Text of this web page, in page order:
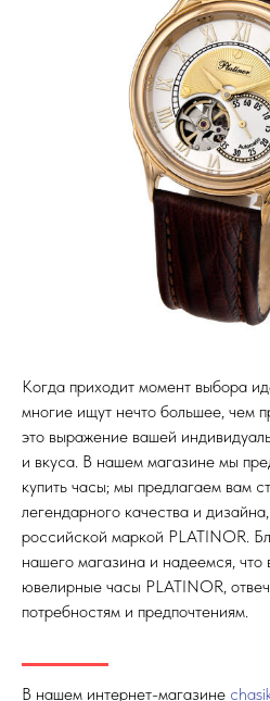
Когда приходит момент выбора
многие ищут нечто большее, чем
это выражение вашей
и вкуса. В нашем магазине мы
купить часы; мы предлагаем вам
легендарного качества и
российской маркой PLATINOR.
нашего магазина и надеемся,
ювелирные часы PLATINOR,
потребностям и предпочтениям.
В нашем интернет-магазине